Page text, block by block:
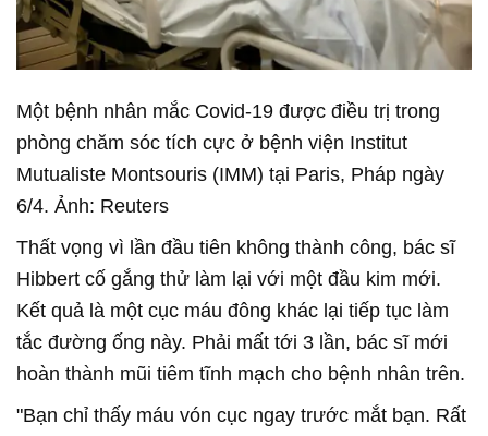
Một bệnh nhân mắc Covid-19 được điều trị trong
phòng chăm sóc tích cực ở bệnh viện Institut
Mutualiste Montsouris (IMM) tại Paris, Pháp ngày
6/4. Ảnh: Reuters
Thất vọng vì lần đầu tiên không thành công, bác sĩ
Hibbert cố gắng thử làm lại với một đầu kim mới.
Kết quả là một cục máu đông khác lại tiếp tục làm
tắc đường ống này. Phải mất tới 3 lần, bác sĩ mới
hoàn thành mũi tiêm tĩnh mạch cho bệnh nhân trên.
"Bạn chỉ thấy máu vón cục ngay trước mắt bạn. Rất